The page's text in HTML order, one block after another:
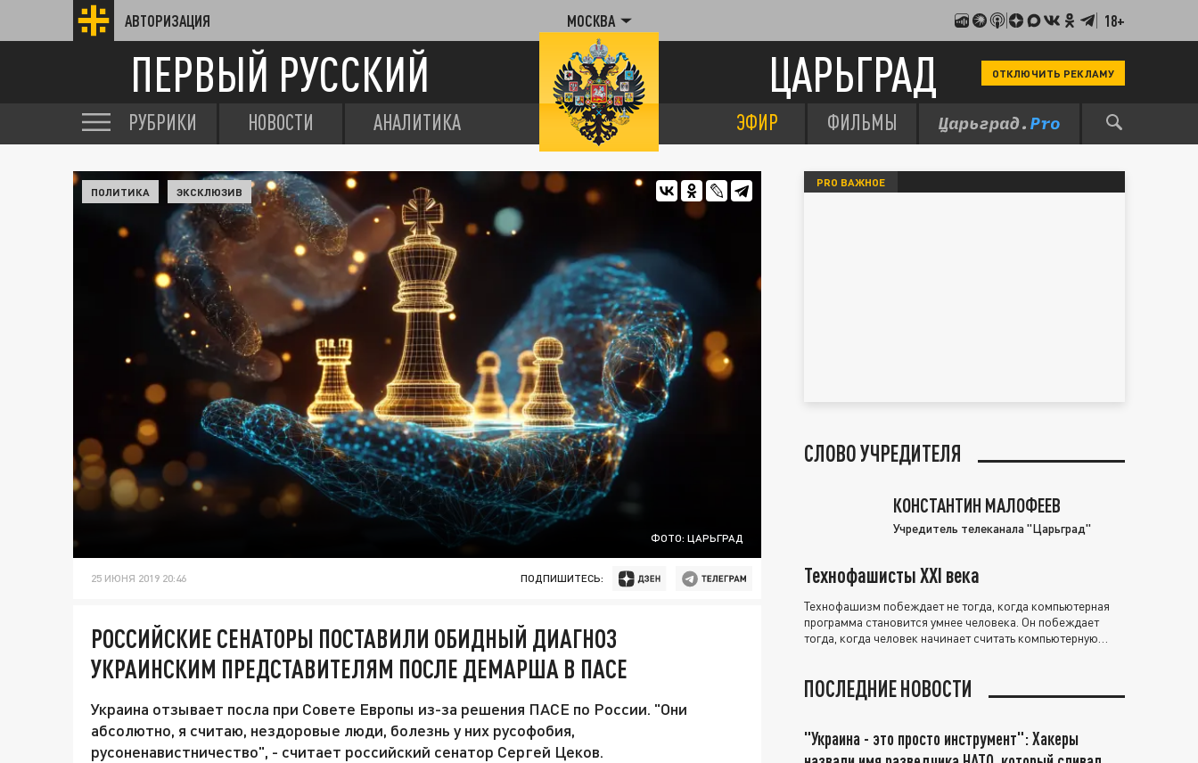
АВТОРИЗАЦИЯ МОСКВА 18+
ПЕРВЫЙ РУССКИЙ ЦАРЬГРАД ОТКЛЮЧИТЬ РЕКЛАМУ
РУБРИКИ НОВОСТИ АНАЛИТИКА ЭФИР ФИЛЬМЫ
ФОТО: ЦАРЬГРАД
ПОЛИТИКА ЭКСКЛЮЗИВ
25 ИЮНЯ 2019 20:46 ПОДПИШИТЕСЬ:
РОССИЙСКИЕ СЕНАТОРЫ ПОСТАВИЛИ ОБИДНЫЙ ДИАГНОЗ
УКРАИНСКИМ ПРЕДСТАВИТЕЛЯМ ПОСЛЕ ДЕМАРША В ПАСЕ
Украина отзывает посла при Совете Европы из-за решения ПАСЕ по России. "Они
абсолютно, я считаю, нездоровые люди, болезнь у них русофобия,
русоненавистничество", - считает российский сенатор Сергей Цеков.
PRO ВАЖНОЕ
СЛОВО УЧРЕДИТЕЛЯ
КОНСТАНТИН МАЛОФЕЕВ
Учредитель телеканала "Царьград"
Технофашисты XXI века
Технофашизм побеждает не тогда, когда компьютерная
программа становится умнее человека. Он побеждает
тогда, когда человек начинает считать компьютерную
ПОСЛЕДНИЕ НОВОСТИ
"Украина - это просто инструмент": Хакеры